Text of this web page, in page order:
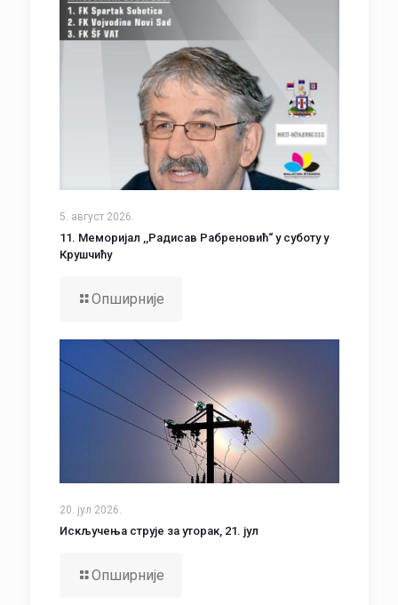
5. август 2026.
11. Меморијал ,,Радисав Рабреновић“ у суботу у
Крушчићу
Опширније
20. јул 2026.
Искључења струје за уторак, 21. јул
Опширније